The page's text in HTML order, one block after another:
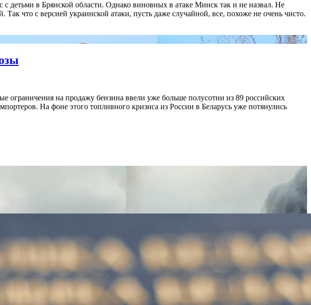
детьми в Брянской области. Однако виновных в атаке Минск так и не назвал. Не
что с версией украинской атаки, пусть даже случайной, все, похоже не очень чисто.
ограничения на продажу бензина ввели уже больше полусотни из 89 российских
На фоне этого топливного кризиса из России в Беларусь уже потянулись